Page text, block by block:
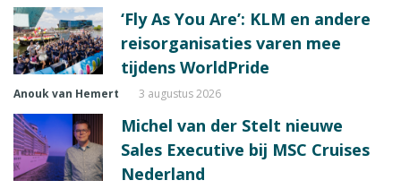
‘Fly As You Are’: KLM en andere
reisorganisaties varen mee
tijdens WorldPride
Anouk van Hemert 3 augustus 2026
Michel van der Stelt nieuwe
Sales Executive bij MSC Cruises
Nederland